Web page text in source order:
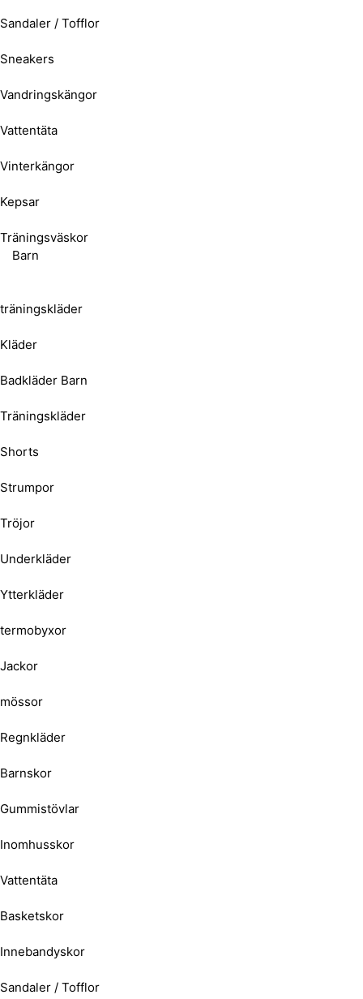
Sandaler / Tofflor
Sneakers
Vandringskängor
Vattentäta
Vinterkängor
Kepsar
Träningsväskor
Barn
träningskläder
Kläder
Badkläder Barn
Träningskläder
Shorts
Strumpor
Tröjor
Underkläder
Ytterkläder
termobyxor
Jackor
mössor
Regnkläder
Barnskor
Gummistövlar
Inomhusskor
Vattentäta
Basketskor
Innebandyskor
Sandaler / Tofflor